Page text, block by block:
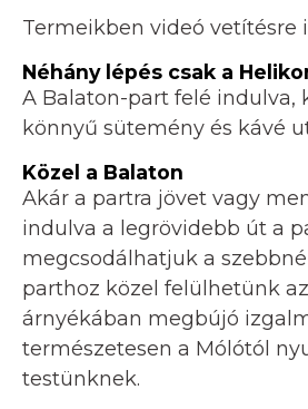
Termeikben videó vetítésre
Néhány lépés csak a
A Balaton-part felé indulva,
könnyű sütemény és kávé
Közel a Balaton
Akár a partra jövet vagy
indulva a legrövidebb út a
megcsodálhatjuk a
parthoz közel felülhetünk
árnyékában megbújó
természetesen a Mólótól
testünknek.